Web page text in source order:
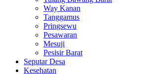
Way Kanan
Tanggamus
Pringsewu
Pesawaran
Mesuji
Pesisir Barat
Seputar Desa
Kesehatan